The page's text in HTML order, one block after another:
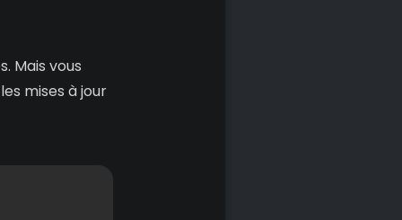
Mais vous
mises à jour